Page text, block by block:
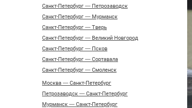
Санкт-Петербург — Петрозаводск
Санкт-Петербург — Мурманск
Санкт-Петербург — Тверь
Санкт-Петербург — Великий Новгород
Санкт-Петербург — Псков
Санкт-Петербург — Сортавала
Санкт-Петербург — Смоленск
Москва — Санкт-Петербург
Петрозаводск — Санкт-Петербург
Мурманск — Санкт-Петербург